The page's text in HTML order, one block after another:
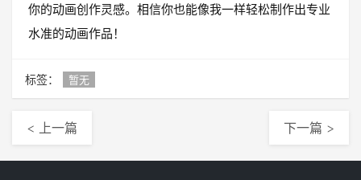
你的动画创作灵感。相信你也能像我一样轻松制作出专业
水准的动画作品！
标签： 暂无
< 上一篇 下一篇 >